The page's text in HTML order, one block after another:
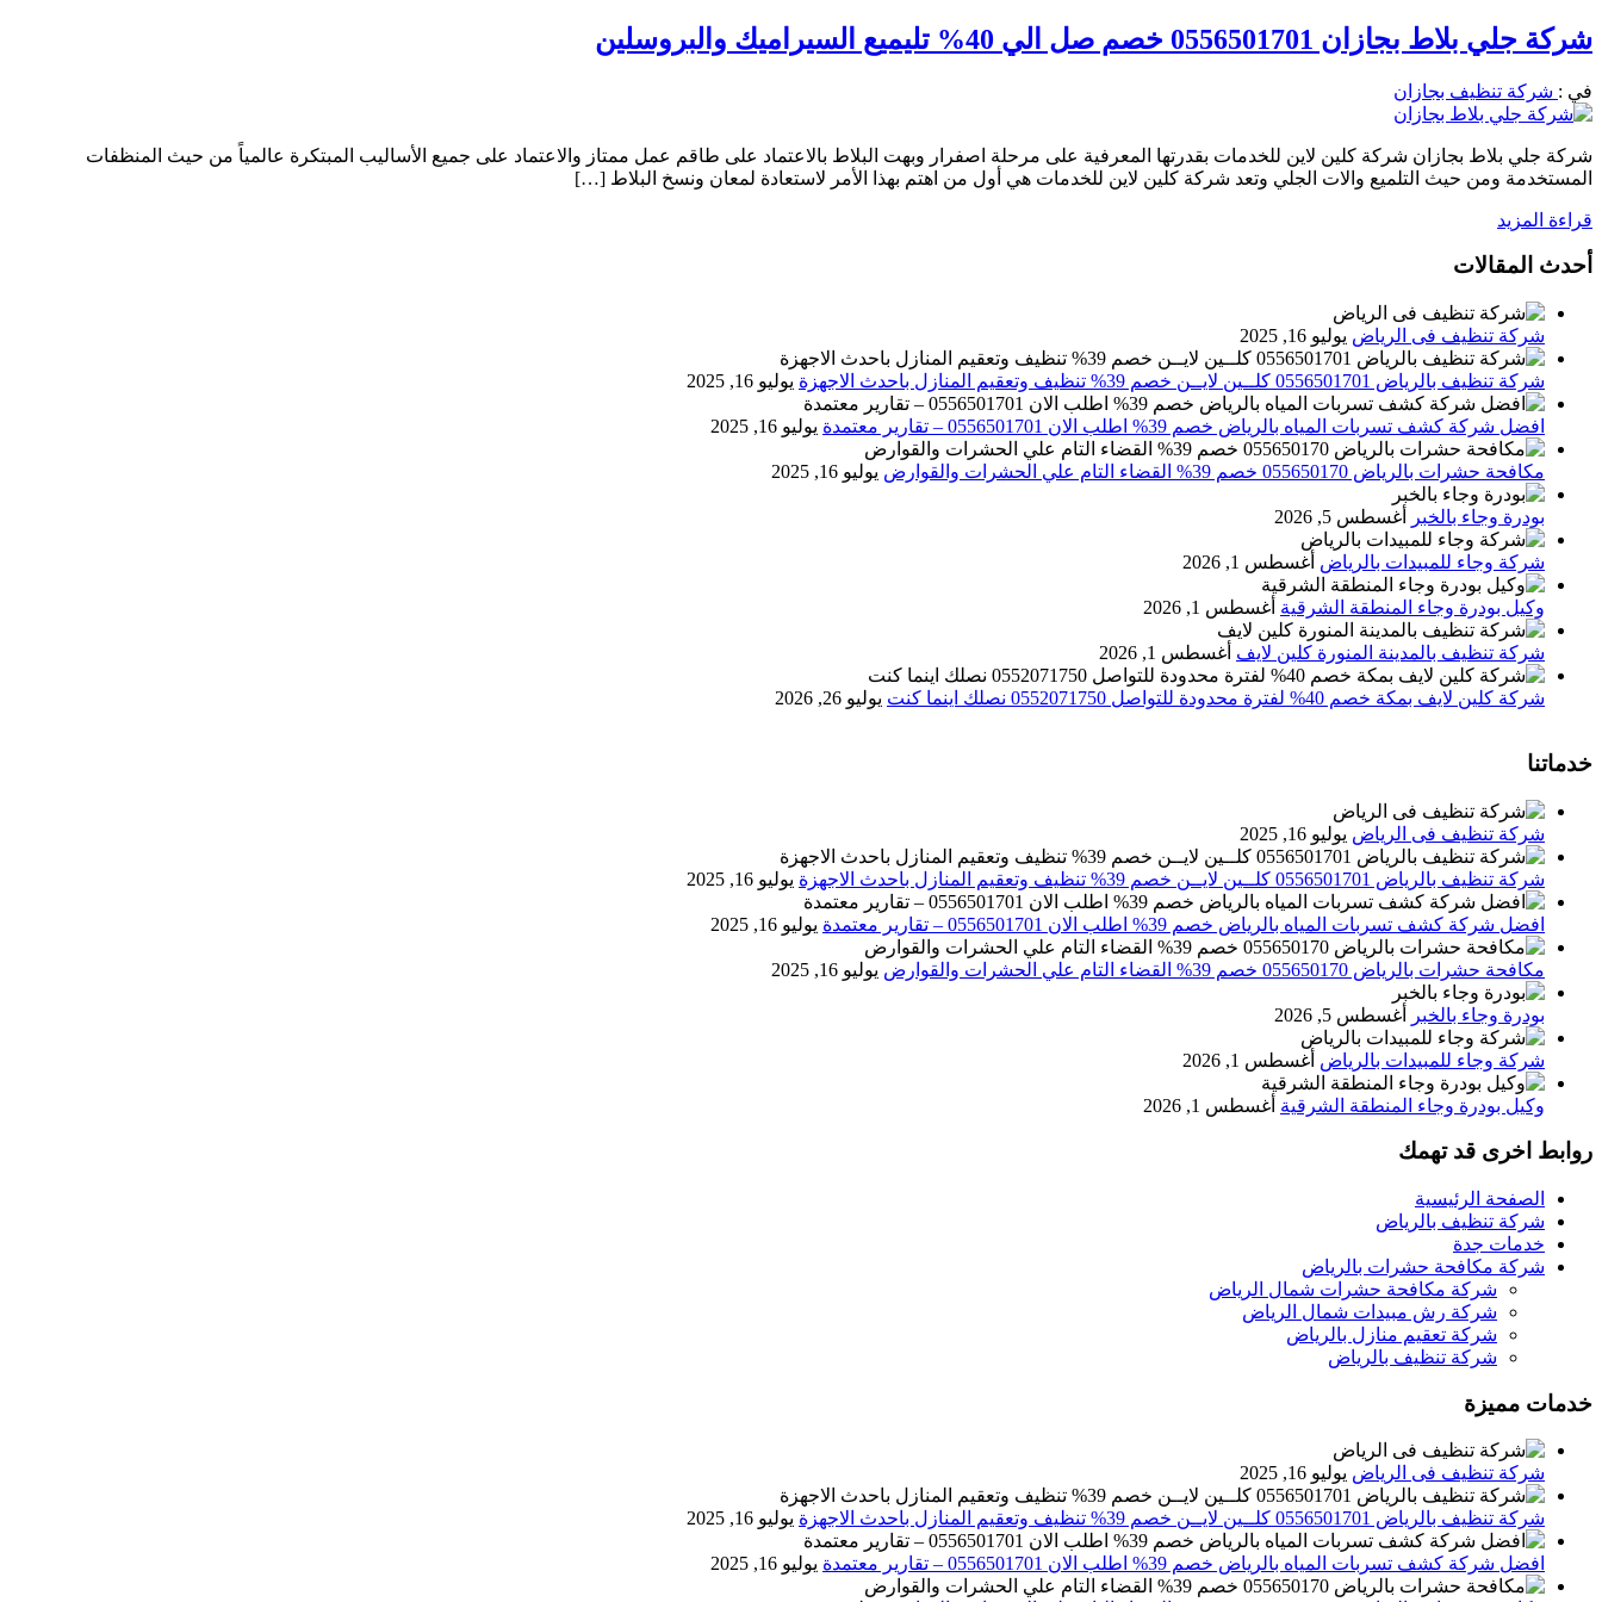
شركة جلي بلاط بجازان 0556501701 خصم صل الي 40% تليميع السيراميك والبروسلين
في : شركة تنظيف بجازان
شركة جلي بلاط بجازان شركة كلين لاين للخدمات بقدرتها المعرفية على مرحلة اصفرار وبهت البلاط بالاعتماد على طاقم عمل ممتاز والاعتماد على جميع الأساليب المبتكرة عالمياً من حيث المنظفات
المستخدمة ومن حيث التلميع والات الجلي وتعد شركة كلين لاين للخدمات هي أول من اهتم بهذا الأمر لاستعادة لمعان ونسخ البلاط […]
قراءة المزيد
أحدث المقالات
شركة تنظيف فى الرياض يوليو 16, 2025
شركة تنظيف بالرياض 0556501701 كلــين لايــن خصم 39% تنظيف وتعقيم المنازل باحدث الاجهزة يوليو 16, 2025
افضل شركة كشف تسربات المياه بالرياض خصم 39% اطلب الان 0556501701‬‏ – تقارير معتمدة يوليو 16, 2025
مكافحة حشرات بالرياض 055650170 خصم 39% القضاء التام علي الحشرات والقوارض يوليو 16, 2025
بودرة وجاء بالخبر أغسطس 5, 2026
شركة وجاء للمبيدات بالرياض أغسطس 1, 2026
وكيل بودرة وجاء المنطقة الشرقية أغسطس 1, 2026
شركة تنظيف بالمدينة المنورة كلين لايف أغسطس 1, 2026
شركة كلين لايف بمكة خصم 40% لفترة محدودة للتواصل 0552071750 نصلك اينما كنت يوليو 26, 2026
خدماتنا
شركة تنظيف فى الرياض يوليو 16, 2025
شركة تنظيف بالرياض 0556501701 كلــين لايــن خصم 39% تنظيف وتعقيم المنازل باحدث الاجهزة يوليو 16, 2025
افضل شركة كشف تسربات المياه بالرياض خصم 39% اطلب الان 0556501701‬‏ – تقارير معتمدة يوليو 16, 2025
مكافحة حشرات بالرياض 055650170 خصم 39% القضاء التام علي الحشرات والقوارض يوليو 16, 2025
بودرة وجاء بالخبر أغسطس 5, 2026
شركة وجاء للمبيدات بالرياض أغسطس 1, 2026
وكيل بودرة وجاء المنطقة الشرقية أغسطس 1, 2026
روابط اخرى قد تهمك
الصفحة الرئيسية
شركة تنظيف بالرياض
خدمات جدة
شركة مكافحة حشرات بالرياض
شركة مكافحة حشرات شمال الرياض
شركة رش مبيدات شمال الرياض
شركة تعقيم منازل بالرياض
شركة تنظيف بالرياض
خدمات مميزة
شركة تنظيف فى الرياض يوليو 16, 2025
شركة تنظيف بالرياض 0556501701 كلــين لايــن خصم 39% تنظيف وتعقيم المنازل باحدث الاجهزة يوليو 16, 2025
افضل شركة كشف تسربات المياه بالرياض خصم 39% اطلب الان 0556501701‬‏ – تقارير معتمدة يوليو 16, 2025